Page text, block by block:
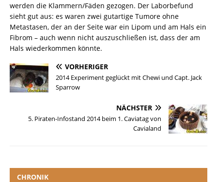
werden die Klammern/Fäden gezogen. Der Laborbefund
sieht gut aus: es waren zwei gutartige Tumore ohne
Metastasen, der an der Seite war ein Lipom und am Hals ein
Fibrom – auch wenn nicht auszuschließen ist, dass der am
Hals wiederkommen könnte.
VORHERIGER
2014 Experiment geglückt mit Chewi und Capt. Jack
Sparrow
NÄCHSTER
5. Piraten-Infostand 2014 beim 1. Caviatag von
Cavialand
CHRONIK